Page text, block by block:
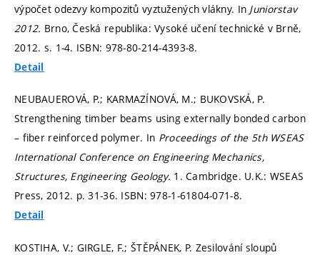
výpočet odezvy kompozitů vyztužených vlákny. In Juniorstav
2012. Brno, Česká republika: Vysoké učení technické v Brně,
2012. s. 1-4. ISBN: 978-80-214-4393-8.
Detail
NEUBAUEROVÁ, P.; KARMAZÍNOVÁ, M.; BUKOVSKÁ, P.
Strengthening timber beams using externally bonded carbon
– fiber reinforced polymer. In Proceedings of the 5th WSEAS
International Conference on Engineering Mechanics,
Structures, Engineering Geology. 1. Cambridge. U.K.: WSEAS
Press, 2012. p. 31-36. ISBN: 978-1-61804-071-8.
Detail
KOSTIHA, V.; GIRGLE, F.; ŠTĚPÁNEK, P. Zesilování sloupů